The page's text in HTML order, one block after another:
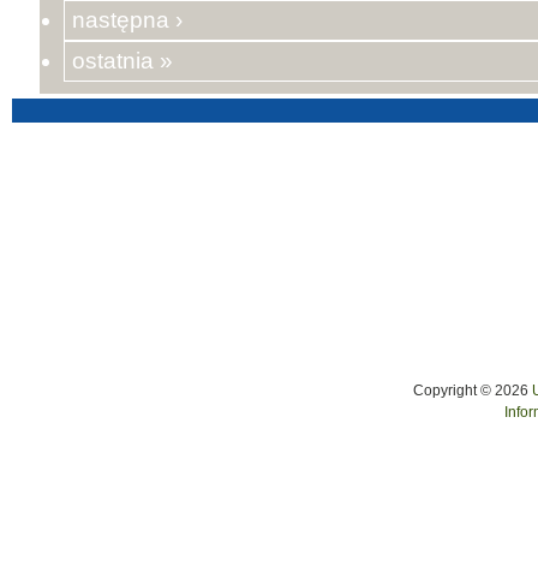
następna ›
ostatnia »
Copyright © 2026